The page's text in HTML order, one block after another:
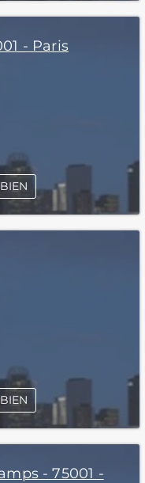
- Paris
- 75001 -